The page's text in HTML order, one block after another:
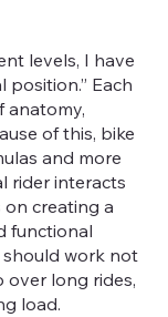
levels, I have
position.” Each
anatomy,
of this, bike
and more
rider interacts
creating a
functional
work not
over long rides,
load.